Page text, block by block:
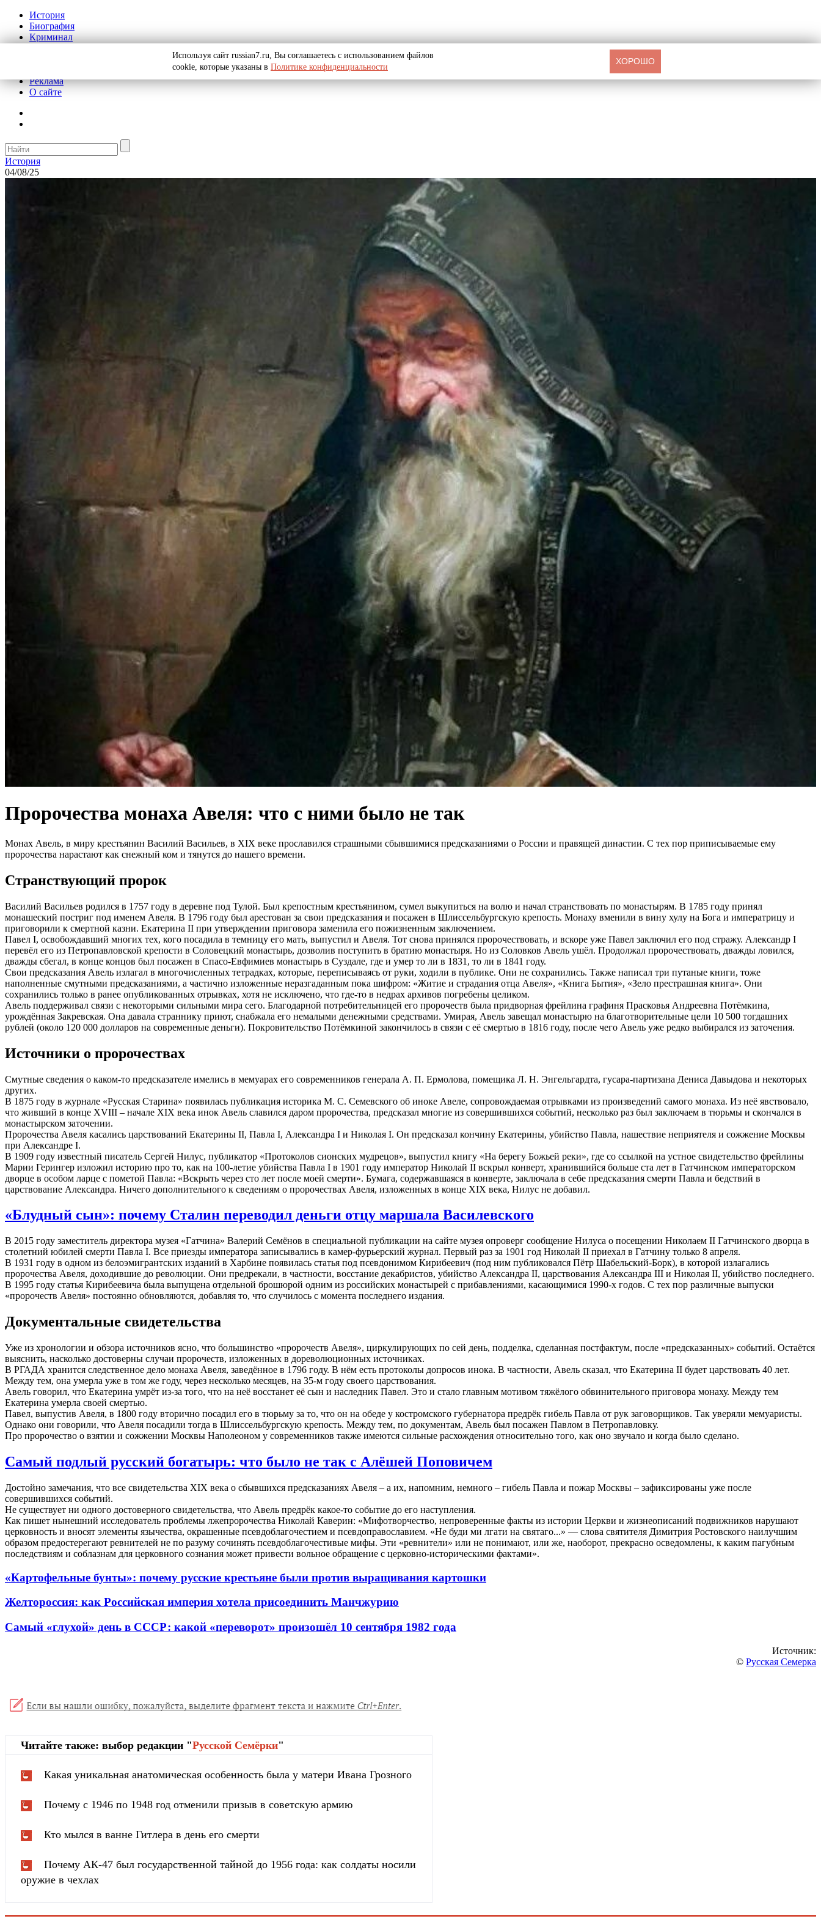
История
Биография
Криминал
Реклама
О сайте
История
04/08/25
Пророчества монаха Авеля: что с ними было не так
Монах Авель, в миру крестьянин Василий Васильев, в XIX веке прославился страшными сбывшимися предсказаниями о России и правящей династии. С тех пор приписываемые ему
пророчества нарастают как снежный ком и тянутся до нашего времени.
Странствующий пророк
Василий Васильев родился в 1757 году в деревне под Тулой. Был крепостным крестьянином, сумел выкупиться на волю и начал странствовать по монастырям. В 1785 году принял
монашеский постриг под именем Авеля. В 1796 году был арестован за свои предсказания и посажен в Шлиссельбургскую крепость. Монаху вменили в вину хулу на Бога и императрицу и
приговорили к смертной казни. Екатерина II при утверждении приговора заменила его пожизненным заключением.
Павел I, освобождавший многих тех, кого посадила в темницу его мать, выпустил и Авеля. Тот снова принялся пророчествовать, и вскоре уже Павел заключил его под стражу. Александр I
перевёл его из Петропавловской крепости в Соловецкий монастырь, дозволив поступить в братию монастыря. Но из Соловков Авель ушёл. Продолжал пророчествовать, дважды ловился,
дважды сбегал, в конце концов был посажен в Спасо-Евфимиев монастырь в Суздале, где и умер то ли в 1831, то ли в 1841 году.
Свои предсказания Авель излагал в многочисленных тетрадках, которые, переписываясь от руки, ходили в публике. Они не сохранились. Также написал три путаные книги, тоже
наполненные смутными предсказаниями, а частично изложенные неразгаданным пока шифром: «Житие и страдания отца Авеля», «Книга Бытия», «Зело престрашная книга». Они
сохранились только в ранее опубликованных отрывках, хотя не исключено, что где-то в недрах архивов погребены целиком.
Авель поддерживал связи с некоторыми сильными мира сего. Благодарной потребительницей его пророчеств была придворная фрейлина графиня Прасковья Андреевна Потёмкина,
урождённая Закревская. Она давала страннику приют, снабжала его немалыми денежными средствами. Умирая, Авель завещал монастырю на благотворительные цели 10 500 тогдашних
рублей (около 120 000 долларов на современные деньги). Покровительство Потёмкиной закончилось в связи с её смертью в 1816 году, после чего Авель уже редко выбирался из заточения.
Источники о пророчествах
Смутные сведения о каком-то предсказателе имелись в мемуарах его современников генерала А. П. Ермолова, помещика Л. Н. Энгельгардта, гусара-партизана Дениса Давыдова и некоторых
других.
В 1875 году в журнале «Русская Старина» появилась публикация историка М. С. Семевского об иноке Авеле, сопровождаемая отрывками из произведений самого монаха. Из неё явствовало,
что живший в конце XVIII – начале XIX века инок Авель славился даром пророчества, предсказал многие из совершившихся событий, несколько раз был заключаем в тюрьмы и скончался в
монастырском заточении.
Пророчества Авеля касались царствований Екатерины II, Павла I, Александра I и Николая I. Он предсказал кончину Екатерины, убийство Павла, нашествие неприятеля и сожжение Москвы
при Александре I.
В 1909 году известный писатель Сергей Нилус, публикатор «Протоколов сионских мудрецов», выпустил книгу «На берегу Божьей реки», где со ссылкой на устное свидетельство фрейлины
Марии Герингер изложил историю про то, как на 100-летие убийства Павла I в 1901 году император Николай II вскрыл конверт, хранившийся больше ста лет в Гатчинском императорском
дворце в особом ларце с пометой Павла: «Вскрыть через сто лет после моей смерти». Бумага, содержавшаяся в конверте, заключала в себе предсказания смерти Павла и бедствий в
царствование Александра. Ничего дополнительного к сведениям о пророчествах Авеля, изложенных в конце XIX века, Нилус не добавил.
«Блудный сын»: почему Сталин переводил деньги отцу маршала Василевского
В 2015 году заместитель директора музея «Гатчина» Валерий Семёнов в специальной публикации на сайте музея опроверг сообщение Нилуса о посещении Николаем II Гатчинского дворца в
столетний юбилей смерти Павла I. Все приезды императора записывались в камер-фурьерский журнал. Первый раз за 1901 год Николай II приехал в Гатчину только 8 апреля.
В 1931 году в одном из белоэмигрантских изданий в Харбине появилась статья под псевдонимом Кирибеевич (под ним публиковался Пётр Шабельский-Борк), в которой излагались
пророчества Авеля, доходившие до революции. Они предрекали, в частности, восстание декабристов, убийство Александра II, царствования Александра III и Николая II, убийство последнего.
В 1995 году статья Кирибеевича была выпущена отдельной брошюрой одним из российских монастырей с прибавлениями, касающимися 1990-х годов. С тех пор различные выпуски
«пророчеств Авеля» постоянно обновляются, добавляя то, что случилось с момента последнего издания.
Документальные свидетельства
Уже из хронологии и обзора источников ясно, что большинство «пророчеств Авеля», циркулирующих по сей день, подделка, сделанная постфактум, после «предсказанных» событий. Остаётся
выяснить, насколько достоверны случаи пророчеств, изложенных в дореволюционных источниках.
В РГАДА хранится следственное дело монаха Авеля, заведённое в 1796 году. В нём есть протоколы допросов инока. В частности, Авель сказал, что Екатерина II будет царствовать 40 лет.
Между тем, она умерла уже в том же году, через несколько месяцев, на 35-м году своего царствования.
Авель говорил, что Екатерина умрёт из-за того, что на неё восстанет её сын и наследник Павел. Это и стало главным мотивом тяжёлого обвинительного приговора монаху. Между тем
Екатерина умерла своей смертью.
Павел, выпустив Авеля, в 1800 году вторично посадил его в тюрьму за то, что он на обеде у костромского губернатора предрёк гибель Павла от рук заговорщиков. Так уверяли мемуаристы.
Однако они говорили, что Авеля посадили тогда в Шлиссельбургскую крепость. Между тем, по документам, Авель был посажен Павлом в Петропавловку.
Про пророчество о взятии и сожжении Москвы Наполеоном у современников также имеются сильные расхождения относительно того, как оно звучало и когда было сделано.
Самый подлый русский богатырь: что было не так с Алёшей Поповичем
Достойно замечания, что все свидетельства XIX века о сбывшихся предсказаниях Авеля – а их, напомним, немного – гибель Павла и пожар Москвы – зафиксированы уже после
совершившихся событий.
Не существует ни одного достоверного свидетельства, что Авель предрёк какое-то событие до его наступления.
Как пишет нынешний исследователь проблемы лжепророчества Николай Каверин: «Мифотворчество, непроверенные факты из истории Церкви и жизнеописаний подвижников нарушают
церковность и вносят элементы язычества, окрашенные псевдоблагочестием и псевдоправославием. «Не буди ми лгати на святаго...» — слова святителя Димитрия Ростовского наилучшим
образом предостерегают ревнителей не по разуму сочинять псевдоблагочестивые мифы. Эти «ревнители» или не понимают, или же, наоборот, прекрасно осведомлены, к каким пагубным
последствиям и соблазнам для церковного сознания может привести вольное обращение с церковно-историческими фактами».
«Картофельные бунты»: почему русские крестьяне были против выращивания картошки
Желтороссия: как Российская империя хотела присоединить Манчжурию
Самый «глухой» день в СССР: какой «переворот» произошёл 10 сентября 1982 года
Источник:
© Русская Семерка
Читайте также: выбор редакции "Русской Cемёрки"
Какая уникальная анатомическая особенность была у матери Ивана Грозного
Почему с 1946 по 1948 год отменили призыв в советскую армию
Кто мылся в ванне Гитлера в день его смерти
Почему АК-47 был государственной тайной до 1956 года: как солдаты носили
оружие в чехлах
Используя сайт russian7.ru, Вы соглашаетесь с использованием файлов
cookie, которые указаны в Политике конфиденциальности
ХОРОШО